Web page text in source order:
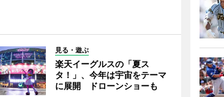
見る・遊ぶ
楽天イーグルスの「夏ス
タ！」、今年は宇宙をテーマ
に展開 ドローンショーも